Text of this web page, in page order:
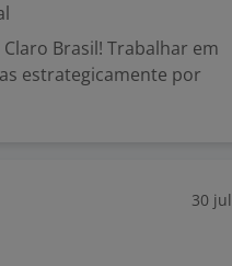
Brasil! Trabalhar em
estrategicamente por
30 jul